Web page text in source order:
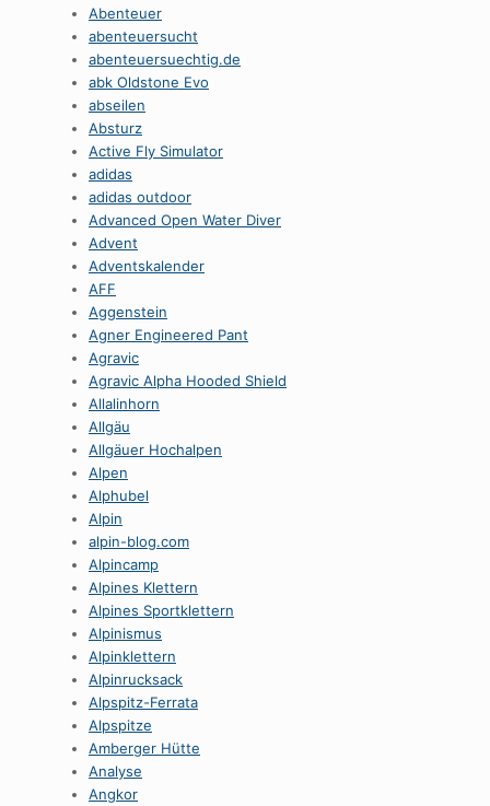
Abenteuer
abenteuersucht
abenteuersuechtig.de
abk Oldstone Evo
abseilen
Absturz
Active Fly Simulator
adidas
adidas outdoor
Advanced Open Water Diver
Advent
Adventskalender
AFF
Aggenstein
Agner Engineered Pant
Agravic
Agravic Alpha Hooded Shield
Allalinhorn
Allgäu
Allgäuer Hochalpen
Alpen
Alphubel
Alpin
alpin-blog.com
Alpincamp
Alpines Klettern
Alpines Sportklettern
Alpinismus
Alpinklettern
Alpinrucksack
Alpspitz-Ferrata
Alpspitze
Amberger Hütte
Analyse
Angkor